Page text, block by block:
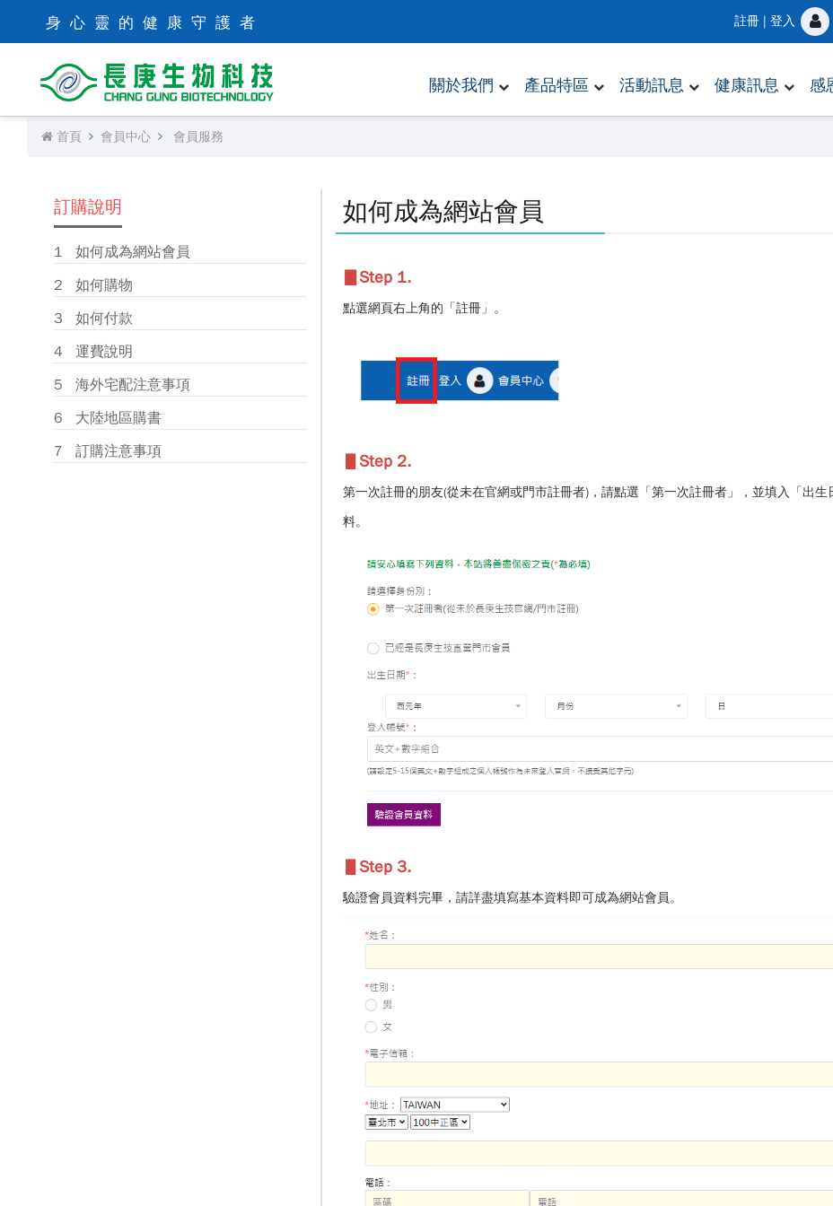
身心靈的健康守護者 註冊 | 登入
關於我們 產品特區 活動訊息 健康訊息 感
首頁 會員中心 會員服務
訂購說明
如何成為網站會員
如何購物
如何付款
運費說明
海外宅配注意事項
大陸地區購書
訂購注意事項
如何成為網站會員
▊Step 1.
點選網頁右上角的「註冊」。
▋Step 2.
第一次註冊的朋友(從未在官網或門市註冊者)，請點選「第一次註冊者」，並填入「出
料。
▋Step 3.
驗證會員資料完畢，請詳盡填寫基本資料即可成為網站會員。